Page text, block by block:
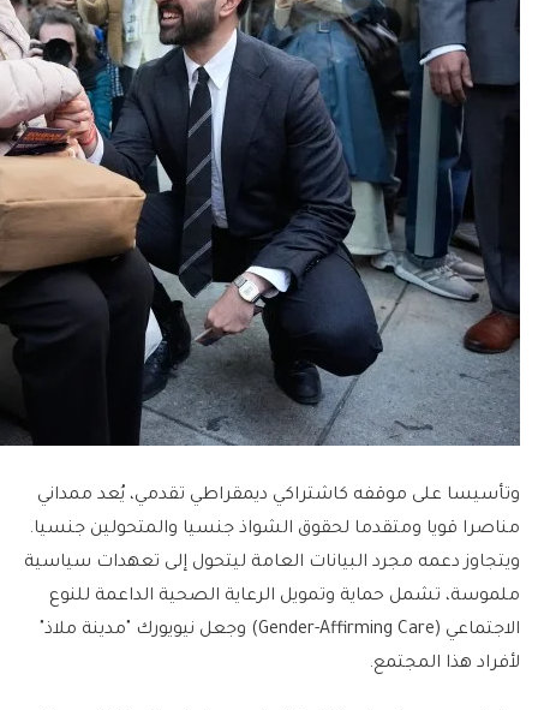
وتأسيسا على موقفه كاشتراكي ديمقراطي تقدمي، يُعد ممداني
مناصرا قويا ومتقدما لحقوق الشواذ جنسيا والمتحولين جنسيا.
ويتجاوز دعمه مجرد البيانات العامة ليتحول إلى تعهدات سياسية
ملموسة، تشمل حماية وتمويل الرعاية الصحية الداعمة للنوع
الاجتماعي (Gender-Affirming Care) وجعل نيويورك "مدينة ملاذ"
لأفراد هذا المجتمع.